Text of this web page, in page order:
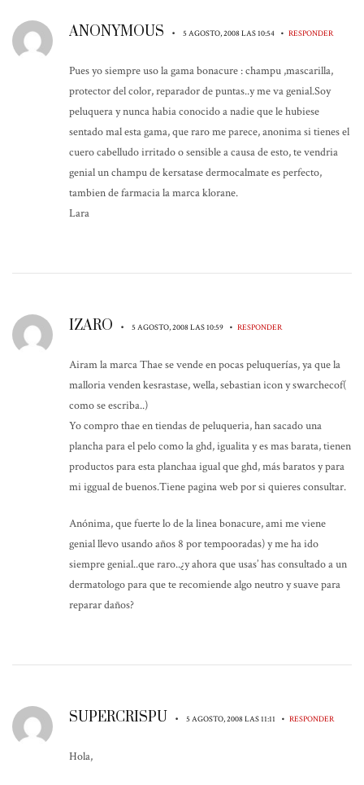
ANONYMOUS • 5 AGOSTO, 2008 LAS 10:54 • RESPONDER
Pues yo siempre uso la gama bonacure : champu ,mascarilla,
protector del color, reparador de puntas..y me va genial.Soy
peluquera y nunca habia conocido a nadie que le hubiese
sentado mal esta gama, que raro me parece, anonima si tienes el
cuero cabelludo irritado o sensible a causa de esto, te vendria
genial un champu de kersatase dermocalmate es perfecto,
tambien de farmacia la marca klorane.
Lara
IZARO • 5 AGOSTO, 2008 LAS 10:59 • RESPONDER
Airam la marca Thae se vende en pocas peluquerías, ya que la
malloria venden kesrastase, wella, sebastian icon y swarchecof(
como se escriba..)
Yo compro thae en tiendas de peluqueria, han sacado una
plancha para el pelo como la ghd, igualita y es mas barata, tienen
productos para esta planchaa igual que ghd, más baratos y para
mi iggual de buenos.Tiene pagina web por si quieres consultar.
Anónima, que fuerte lo de la linea bonacure, ami me viene
genial llevo usando años 8 por tempooradas) y me ha ido
siempre genial..que raro..¿y ahora que usas’ has consultado a un
dermatologo para que te recomiende algo neutro y suave para
reparar daños?
SUPERCRISPU • 5 AGOSTO, 2008 LAS 11:11 • RESPONDER
Hola,